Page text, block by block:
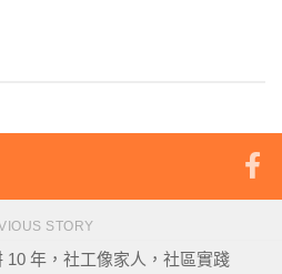
STORY
10 年，社工像家人，社區實踐